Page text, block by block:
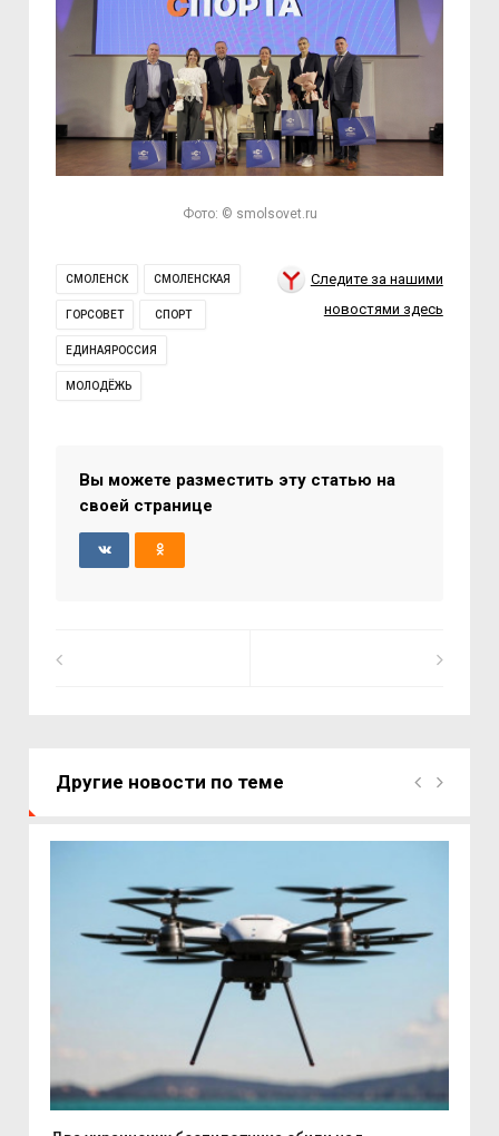
Фото: © smolsovet.ru
СМОЛЕНСК СМОЛЕНСКАЯ
ГОРСОВЕТ СПОРТ
ЕДИНАЯРОССИЯ
МОЛОДЁЖЬ
Следите за нашими
новостями здесь
Вы можете разместить эту статью на
своей странице
Другие новости по теме